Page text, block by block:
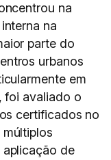
na
na
parte do
urbanos
em
foi avaliado o
certificados no
de